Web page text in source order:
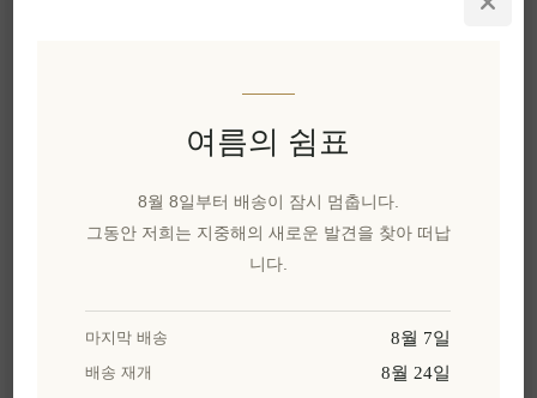
친구에게 이메일 보내기
유효성:재고 있음
배달 날짜: 2~8일
개요 제품에 대하여
여름의 쉼표
8월 8일부터 배송이 잠시 멈춥니다.
그동안 저희는 지중해의 새로운 발견을 찾아 떠납
니다.
마지막 배송 8월 7일
배송 재개 8월 24일